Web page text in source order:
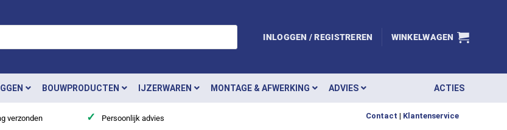
INLOGGEN / REGISTREREN WINKELWAGEN
BOUWPRODUCTEN IJZERWAREN MONTAGE & AFWERKING ADVIES ACTIES
verzonden ✓ Persoonlijk advies Contact | Klantenservice